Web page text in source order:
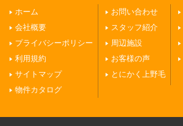
ホーム
会社概要
プライバシーポリシー
利用規約
サイトマップ
物件カタログ
お問い合わせ
スタッフ紹介
周辺施設
お客様の声
とにかく上野毛